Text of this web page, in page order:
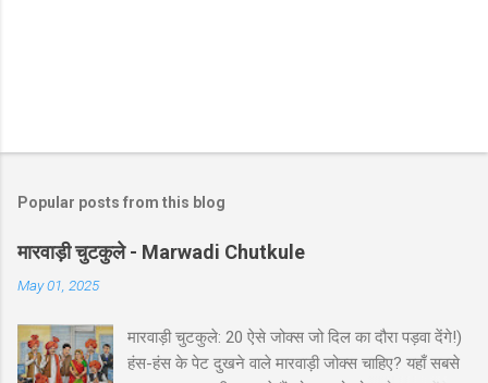
Popular posts from this blog
मारवाड़ी चुटकुले - Marwadi Chutkule
May 01, 2025
मारवाड़ी चुटकुले: 20 ऐसे जोक्स जो दिल का दौरा पड़वा देंगे!)
हंस-हंस के पेट दुखने वाले मारवाड़ी जोक्स चाहिए? यहाँ सबसे